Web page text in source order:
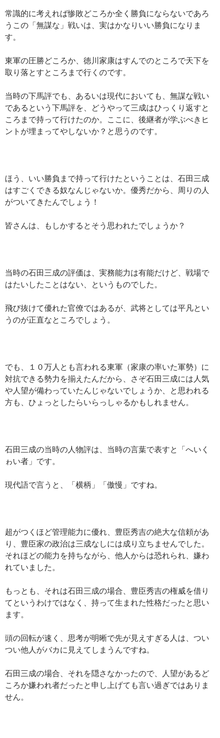
常識的に考えれば惨敗どころか全く勝負にならないであろ
うこの「無謀な」戦いは、実はかなりいい勝負になりま
す。
東軍の圧勝どころか、徳川家康はすんでのところで天下を
取り落とすところまで行くのです。
当時の下馬評でも、あるいは現代においても、無謀な戦い
であるという下馬評を、どうやって三成はひっくり返すと
ころまで持って行けたのか。ここに、後継者が学ぶべきヒ
ントが埋まってやしないか？と思うのです。
ほう、いい勝負まで持って行けたということは、石田三成
はすごくできる奴なんじゃないか。優秀だから、周りの人
がついてきたんでしょう！
皆さんは、もしかするとそう思われたでしょうか？
当時の石田三成の評価は、実務能力は有能だけど、戦場で
はたいしたことはない、というものでした。
飛び抜けて優れた官僚ではあるが、武将としては平凡とい
うのが正直なところでしょう。
でも、１０万人とも言われる東軍（家康の率いた軍勢）に
対抗できる勢力を揃えたんだから、さぞ石田三成には人気
や人望が備わっていたんじゃないでしょうか、と思われる
方も、ひょっとしたらいらっしゃるかもしれません。
石田三成の当時の人物評は、当時の言葉で表すと「へいく
ゎい者」です。
現代語で言うと、「横柄」「傲慢」ですね。
超がつくほど管理能力に優れ、豊臣秀吉の絶大な信頼があ
り、豊臣家の政治は三成なしには成り立ちませんでした。
それほどの能力を持ちながら、他人からは恐れられ、嫌わ
れていました。
もっとも、それは石田三成の場合、豊臣秀吉の権威を借り
てというわけではなく、持って生まれた性格だったと思い
ます。
頭の回転が速く、思考が明晰で先が見えすぎる人は、つい
つい他人がバカに見えてしまうんですね。
石田三成の場合、それを隠さなかったので、人望があるど
ころか嫌われ者だったと申し上げても言い過ぎではありま
せん。